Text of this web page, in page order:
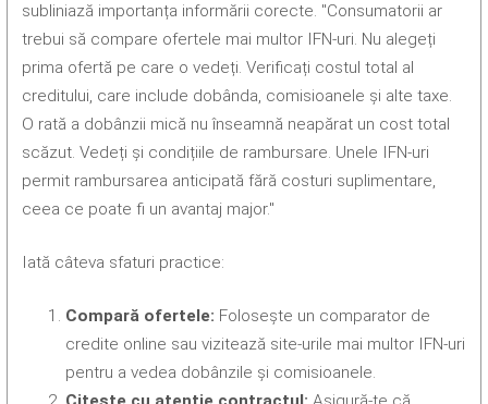
subliniază importanța informării corecte. "Consumatorii ar
trebui să compare ofertele mai multor IFN-uri. Nu alegeți
prima ofertă pe care o vedeți. Verificați costul total al
creditului, care include dobânda, comisioanele și alte taxe.
O rată a dobânzii mică nu înseamnă neapărat un cost total
scăzut. Vedeți și condițiile de rambursare. Unele IFN-uri
permit rambursarea anticipată fără costuri suplimentare,
ceea ce poate fi un avantaj major."
Iată câteva sfaturi practice:
Compară ofertele: Folosește un comparator de
credite online sau vizitează site-urile mai multor IFN-uri
pentru a vedea dobânzile și comisioanele.